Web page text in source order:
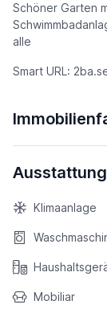
Schöner Garten
alle
Smart URL:
Klimaanlage
Mobiliar